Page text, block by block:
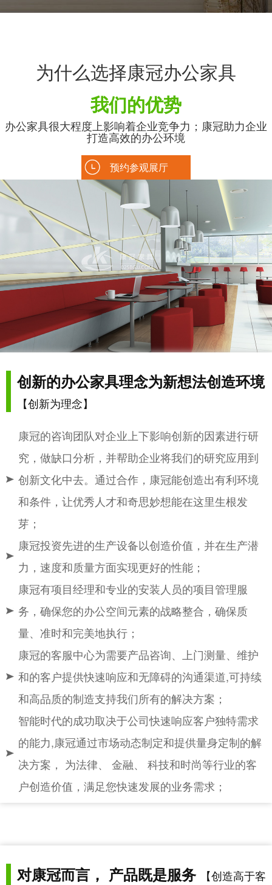
为什么选择康冠办公家具
我们的优势
办公家具很大程度上影响着企业竞争力；康冠助力企业
打造高效的办公环境
预约参观展厅
创新的办公家具理念为新想法创造环境
【创新为理念】
康冠的咨询团队对企业上下影响创新的因素进行研
究，做缺口分析，并帮助企业将我们的研究应用到
创新文化中去。通过合作，康冠能创造出有利环境
和条件，让优秀人才和奇思妙想能在这里生根发
芽；
康冠投资先进的生产设备以创造价值，并在生产潜
力，速度和质量方面实现更好的性能；
康冠有项目经理和专业的安装人员的项目管理服
务，确保您的办公空间元素的战略整合，确保质
量、准时和完美地执行；
康冠的客服中心为需要产品咨询、上门测量、维护
和的客户提供快速响应和无障碍的沟通渠道,可持续
和高品质的制造支持我们所有的解决方案；
智能时代的成功取决于公司快速响应客户独特需求
的能力,康冠通过市场动态制定和提供量身定制的解
决方案， 为法律、 金融、 科技和时尚等行业的客
户创造价值，满足您快速发展的业务需求；
对康冠而言， 产品既是服务
【创造高于客